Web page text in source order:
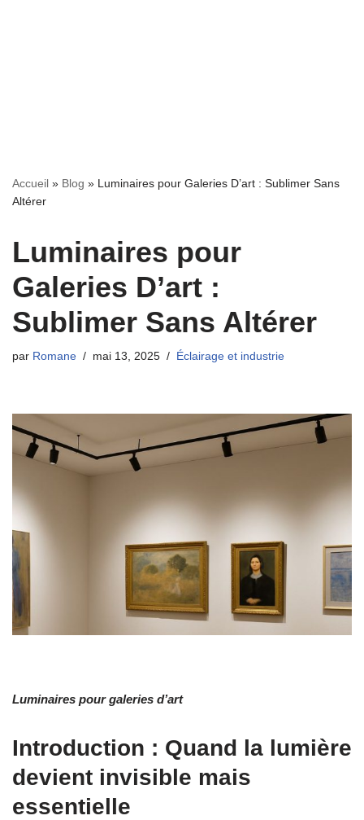
Accueil » Blog » Luminaires pour Galeries D’art : Sublimer Sans
Altérer
Luminaires pour
Galeries D’art :
Sublimer Sans Altérer
par Romane mai 13, 2025 Éclairage et industrie
Luminaires pour galeries d’art
Introduction : Quand la lumière
devient invisible mais
essentielle